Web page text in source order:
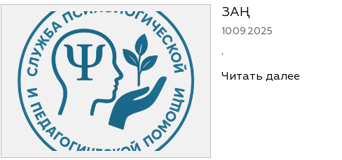
ЗАҢ
10.09.2025
.
Читать далее